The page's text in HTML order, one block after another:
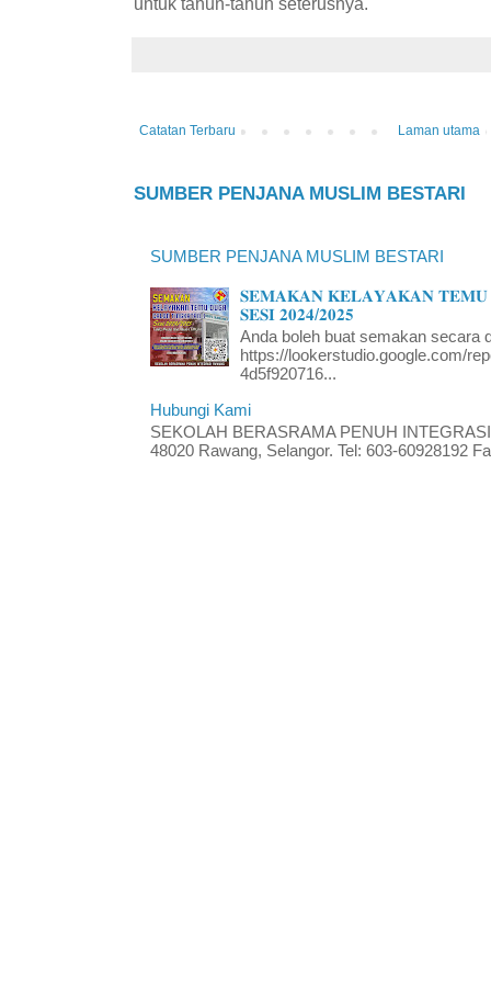
Catatan Terbaru Laman utama
SUMBER PENJANA MUSLIM BESTARI
SUMBER PENJANA MUSLIM BESTARI
𝐒𝐄𝐌𝐀𝐊𝐀𝐍 𝐊𝐄𝐋𝐀𝐘𝐀𝐊𝐀𝐍 𝐓𝐄𝐌𝐔
𝐒𝐄𝐒𝐈 𝟐𝟎𝟐𝟒/𝟐𝟎𝟐𝟓
Anda boleh buat semakan secara
https://lookerstudio.google.com/
4d5f920716...
Hubungi Kami
SEKOLAH BERASRAMA PENUH
48020 Rawang, Selangor. Tel: 603-60928192